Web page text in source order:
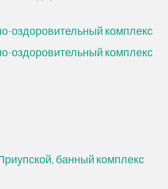
оздоровительный комплекс
оздоровительный комплекс
банный комплекс